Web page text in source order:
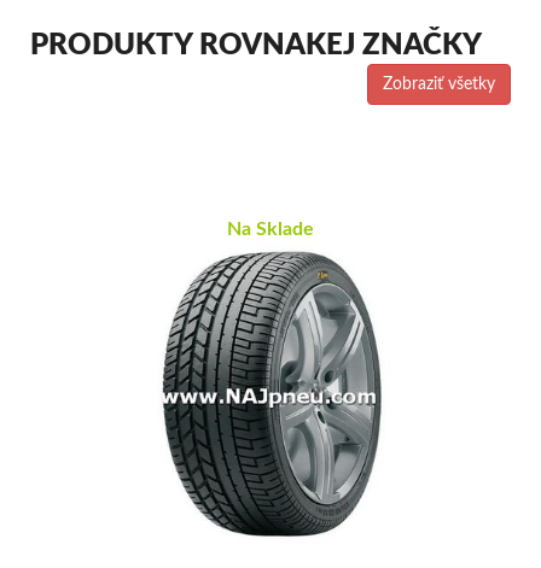
PRODUKTY ROVNAKEJ ZNAČKY
Zobraziť všetky
Na Sklade